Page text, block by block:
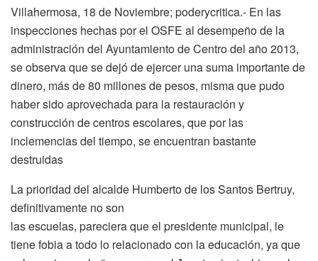
Villahermosa, 18 de Noviembre; poderycritica.- En las
inspecciones hechas por el OSFE al desempeño de la
administración del Ayuntamiento de Centro del año 2013,
se observa que se dejó de ejercer una suma importante de
dinero, más de 80 millones de pesos, misma que pudo
haber sido aprovechada para la restauración y
construcción de centros escolares, que por las
inclemencias del tiempo, se encuentran bastante
destruidas
La prioridad del alcalde Humberto de los Santos Bertruy,
definitivamente no son
las escuelas, pareciera que el presidente municipal, le
tiene fobia a todo lo relacionado con la educación, ya que